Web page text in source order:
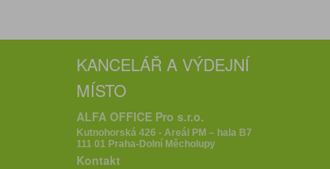
KANCELÁŘ A VÝDEJNÍ
MÍSTO
ALFA OFFICE Pro s.r.o.
Kutnohorská 426 - Areál PM – hala B7
111 01 Praha-Dolní Měcholupy
Kontakt